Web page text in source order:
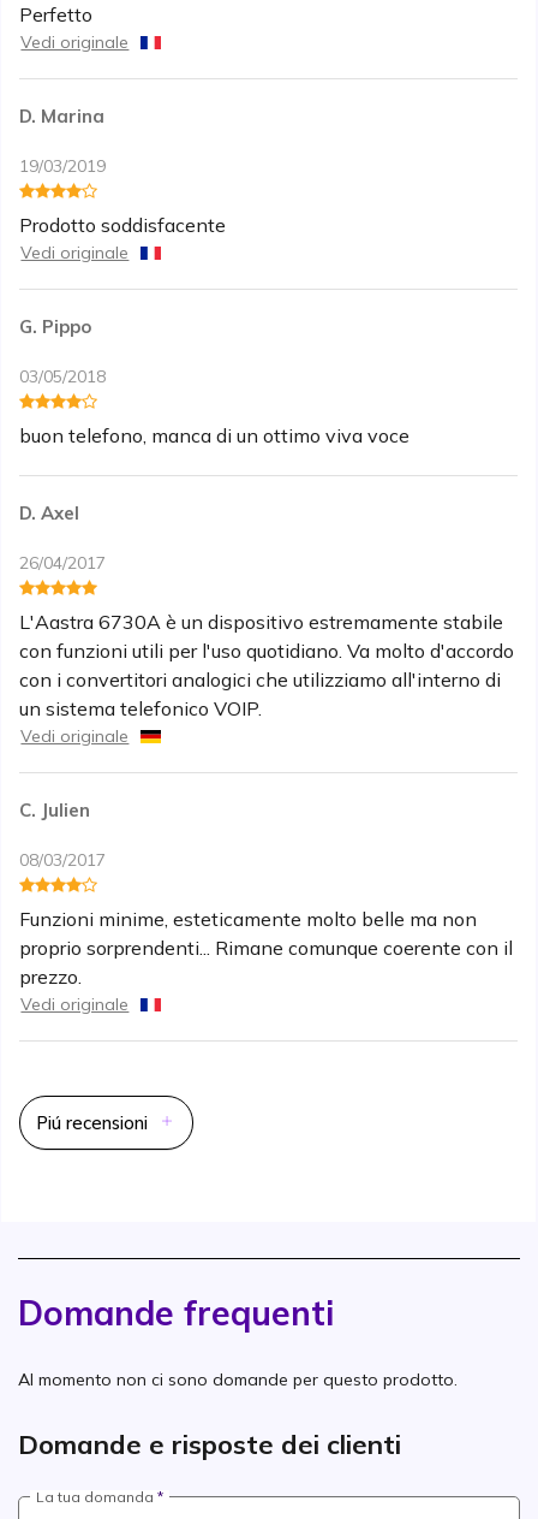
Perfetto
Vedi originale
D. Marina
19/03/2019
Prodotto soddisfacente
Vedi originale
G. Pippo
03/05/2018
buon telefono, manca di un ottimo viva voce
D. Axel
26/04/2017
L'Aastra 6730A è un dispositivo estremamente stabile
con funzioni utili per l'uso quotidiano. Va molto d'accordo
con i convertitori analogici che utilizziamo all'interno di
un sistema telefonico VOIP.
Vedi originale
C. Julien
08/03/2017
Funzioni minime, esteticamente molto belle ma non
proprio sorprendenti... Rimane comunque coerente con il
prezzo.
Vedi originale
Piú recensioni
Domande frequenti
Al momento non ci sono domande per questo prodotto.
Domande e risposte dei clienti
La tua domanda